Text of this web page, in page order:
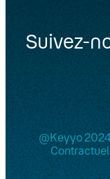
Suivez-
@Keyyo 2024